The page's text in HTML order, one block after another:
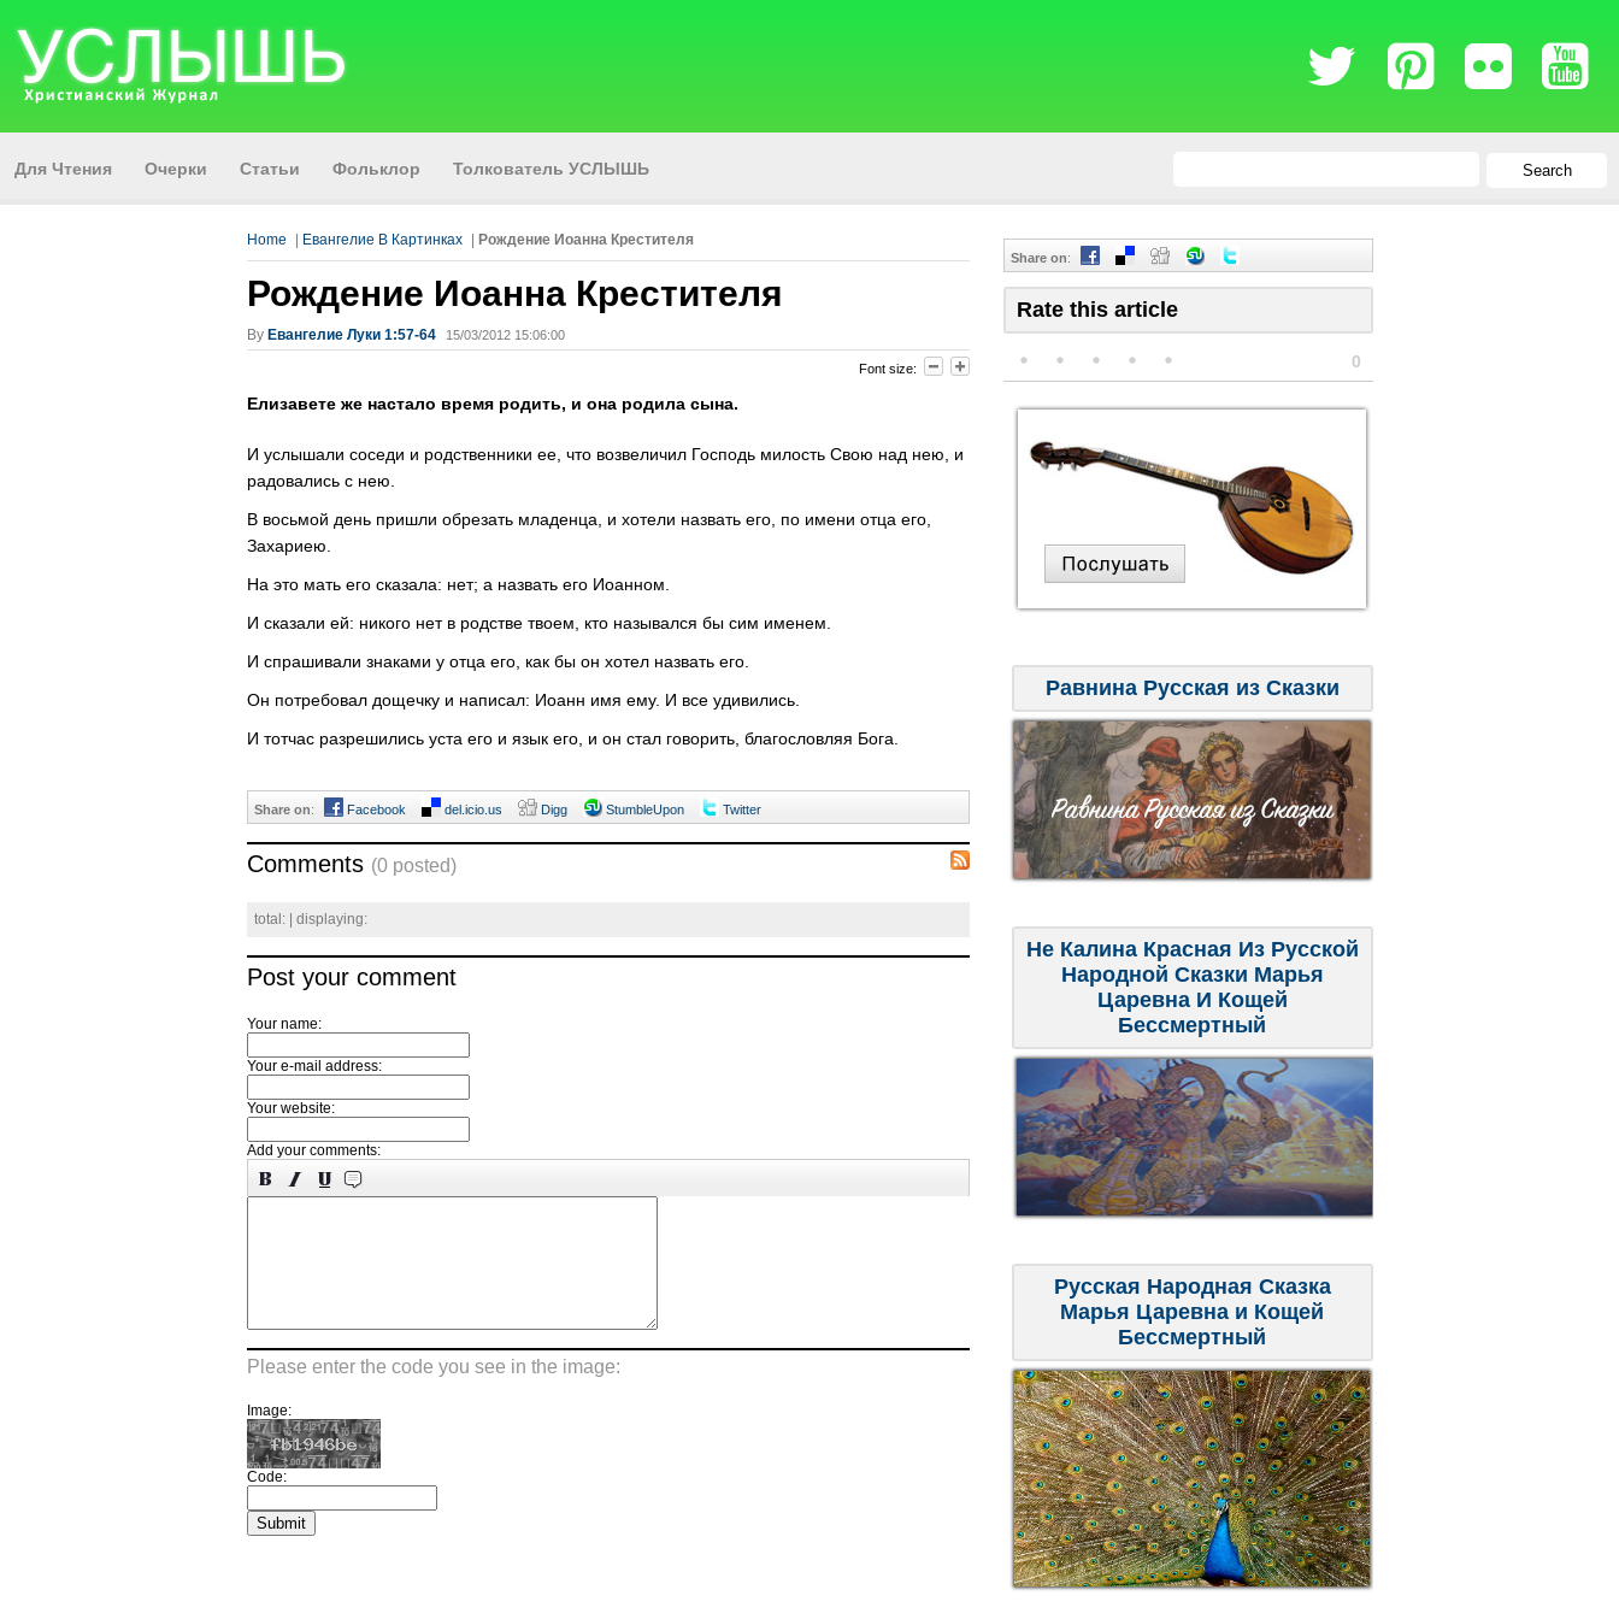
Для Чтения Очерки Статьи Фольклор Толкователь УСЛЫШЬ Search
Home Евангелие В Картинках Рождение Иоанна Крестителя
Рождение Иоанна Крестителя
By Евангелие Луки 1:57-64 15/03/2012 15:06:00
Font size:
Елизавете же настало время родить, и она родила сына.
И услышали соседи и родственники ее, что возвеличил Господь милость Свою над нею, и
радовались с нею.
В восьмой день пришли обрезать младенца, и хотели назвать его, по имени отца его,
Захариею.
На это мать его сказала: нет; а назвать его Иоанном.
И сказали ей: никого нет в родстве твоем, кто назывался бы сим именем.
И спрашивали знаками у отца его, как бы он хотел назвать его.
Он потребовал дощечку и написал: Иоанн имя ему. И все удивились.
И тотчас разрешились уста его и язык его, и он стал говорить, благословляя Бога.
Share on: Facebook del.icio.us Digg StumbleUpon Twitter
Comments (0 posted)
total: | displaying:
Post your comment
Your name:
Your e-mail address:
Your website:
Add your comments:
Please enter the code you see in the image:
Image:
Code:
Share on:
Rate this article
0
Равнина Русская из Сказки
Не Калина Красная Из Русской
Народной Сказки Марья
Царевна И Кощей
Бессмертный
Русская Народная Сказка
Марья Царевна и Кощей
Бессмертный